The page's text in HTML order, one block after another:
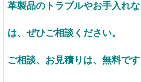
革製品のトラブルやお手入れ
は、ぜひご相談ください。
ご相談、お見積りは、 無料で